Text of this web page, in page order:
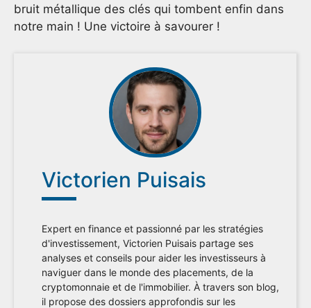
bruit métallique des clés qui tombent enfin dans
notre main ! Une victoire à savourer !
Victorien Puisais
Expert en finance et passionné par les stratégies
d'investissement, Victorien Puisais partage ses
analyses et conseils pour aider les investisseurs à
naviguer dans le monde des placements, de la
cryptomonnaie et de l'immobilier. À travers son blog,
il propose des dossiers approfondis sur les